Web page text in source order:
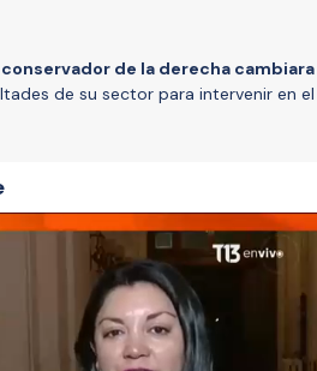
de la derecha cambiara
de su sector para intervenir en el